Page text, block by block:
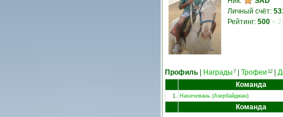
Личный счёт:
Рейтинг: 500 =
Профиль Награды 7 Трофеи 12
Команда
1. Нахичевань (Азербайджан)
Команда